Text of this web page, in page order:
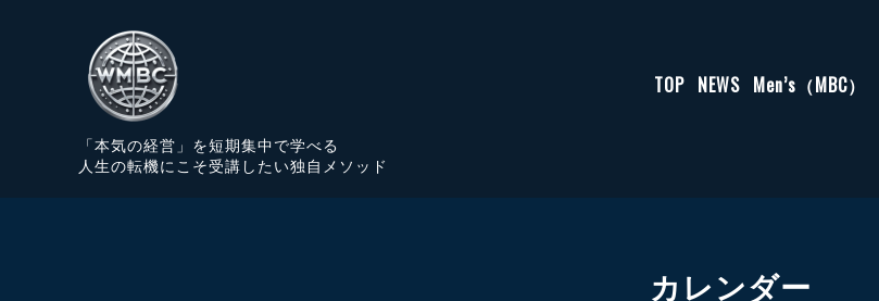
「本気の経営」を短期集中で学べる
人生の転機にこそ受講したい独自メソッド
TOP NEWS Men’s（MBC）
カレンダー